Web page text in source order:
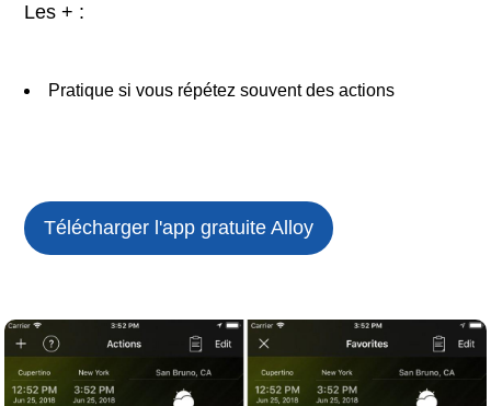
Les + :
Pratique si vous répétez souvent des actions
Télécharger l'app gratuiteAlloy